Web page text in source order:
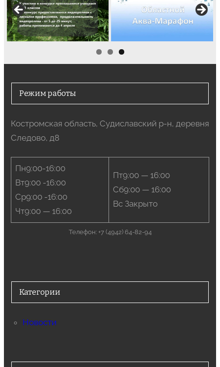
Режим работы
Костромская область, Судиславский р-н, деревня
Следово, д8
Пн9:00-16:00
Вт9:00 -16:00
Ср9:00 -16:00
Чт9:00 — 16:00
Пт9:00 — 16:00
Сб9:00 — 16:00
Вс Закрыто
Телефон: +7 (4942) 64-82-94
Категории
Новости